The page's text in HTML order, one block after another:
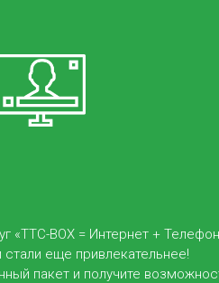
сбора и распределения
с корпоративными
«TTC-BOX = Интернет +
еще привлекательнее!
пакет и получите